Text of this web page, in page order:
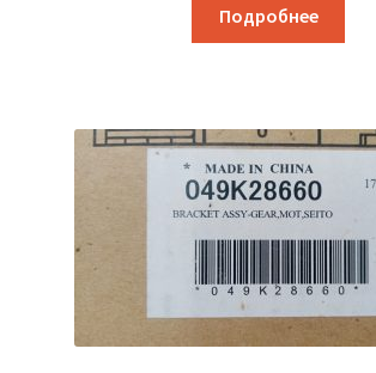
Подробнее